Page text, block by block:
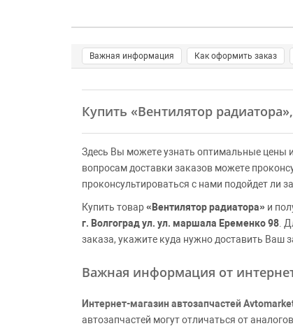
Важная информация Как оформить заказ
Купить «Вентилятор радиатора»
Здесь Вы можете узнать оптимальные цены
вопросам доставки заказов можете
проконсультироваться с нами подойдет ли
Купить товар«Вентилятор радиатора» и
г. Волгоград ул. ул. маршала Еременко 98 .
заказа, укажите куда нужно доставить Ваш
Важная информация от
Интернет-магазин автозапчастей
автозапчастей могут отличаться от